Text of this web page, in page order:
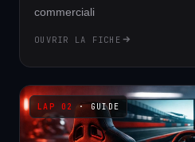
commerciali
OUVRIR LA FICHE
· GUIDE